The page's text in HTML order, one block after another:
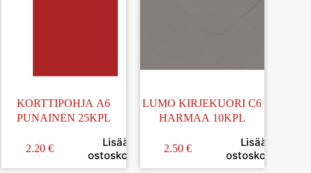
KORTTIPOHJA A6
PUNAINEN 25KPL
2.20 €
Lisää
ostoskoriin
LUMO KIRJEKUORI C6
HARMAA 10KPL
2.50€
Lisää
ostoskoriin